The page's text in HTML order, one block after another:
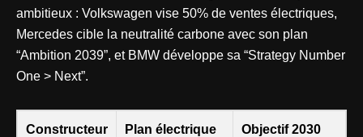
ambitieux : Volkswagen vise 50% de ventes électriques,
Mercedes cible la neutralité carbone avec son plan
“Ambition 2039”, et BMW développe sa “Strategy Number
One > Next”.
Constructeur Plan électrique Objectif 2030